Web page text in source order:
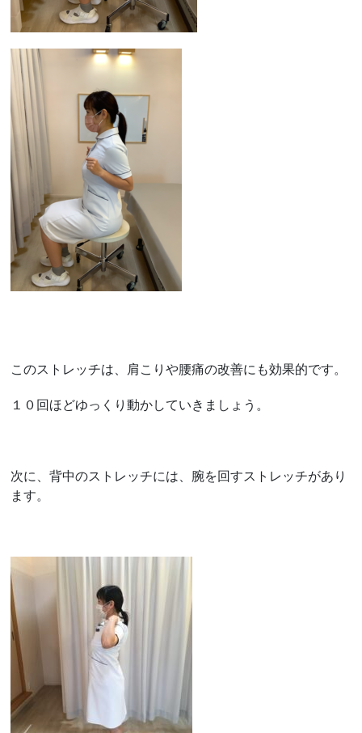
このストレッチは、肩こりや腰痛の改善にも効果的です。
１０回ほどゆっくり動かしていきましょう。
次に、背中のストレッチには、腕を回すストレッチがあり
ます。